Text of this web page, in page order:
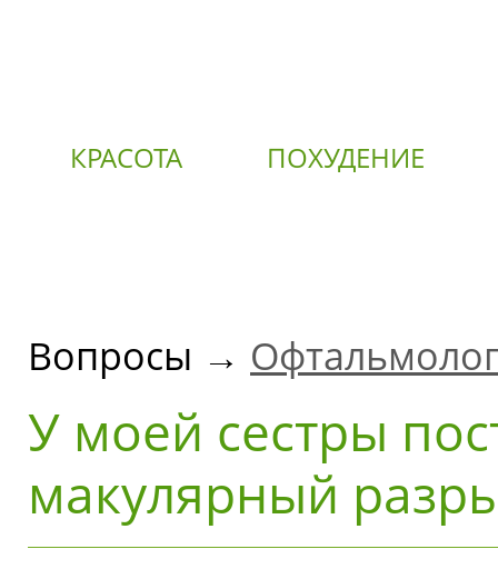
КРАСОТА ПОХУДЕНИЕ
Вопросы →
У моей сестры
макулярный